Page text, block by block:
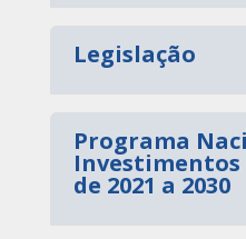
Legislação
Programa
Investimentos
de 2021 a 2030